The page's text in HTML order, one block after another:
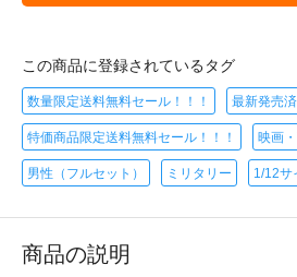
この商品に登録されているタグ
数量限定送料無料セール！！！ 最新発売
特価商品限定送料無料セール！！！ 映画
男性（フルセット） ミリタリー 1/12サ
商品の説明